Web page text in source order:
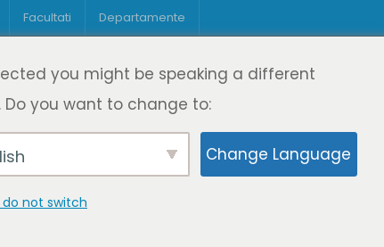
Facultati Departamente
Despre DeL
Cine suntem
Educație
Oferta de cursuri
Educație digitală
you might be speaking a different
Do you want to change to:
Change Language
not switch